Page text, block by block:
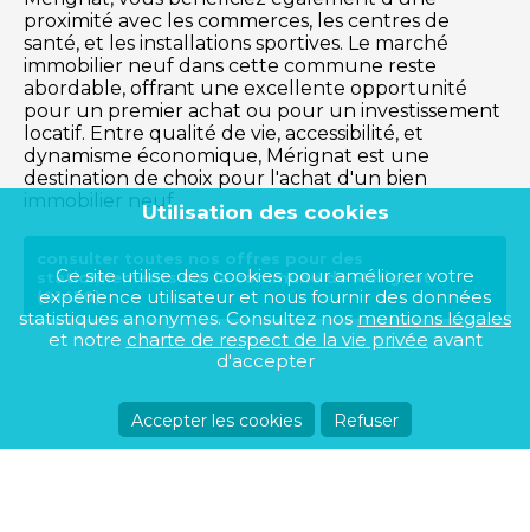
proximité avec les commerces, les centres de
santé, et les installations sportives. Le marché
immobilier neuf dans cette commune reste
abordable, offrant une excellente opportunité
pour un premier achat ou pour un investissement
locatif. Entre qualité de vie, accessibilité, et
dynamisme économique, Mérignat est une
destination de choix pour l'achat d'un bien
immobilier neuf.
consulter toutes nos offres pour des
stationnements sur la commune de Mérignat
(01450)
Utilisation des cookies
Ce site utilise des cookies pour améliorer votre
expérience utilisateur et nous fournir des données
statistiques anonymes. Consultez nosmentions légales
et notre charte de respect de la vie privée avant
d'accepter
Accepter les cookies Refuser